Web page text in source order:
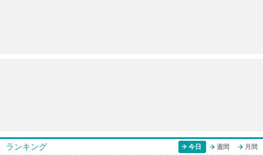
ランキング 今日 週間 月間